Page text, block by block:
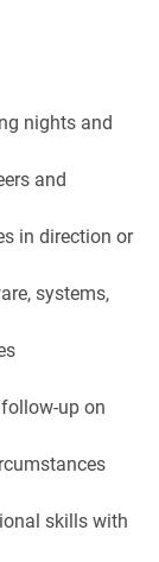
nights and
and
in direction or
systems,
up on
skills with